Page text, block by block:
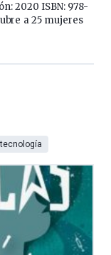
2020 ISBN: 978-
a 25 mujeres
tecnología